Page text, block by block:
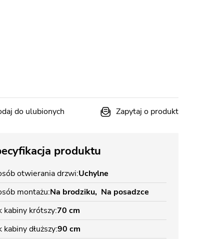
do ulubionych Zapytaj o produkt
produktu
otwierania drzwi Uchylne
montażu Na brodziku Na posadzce
kabiny krótszy70 cm
kabiny dłuższy90 cm